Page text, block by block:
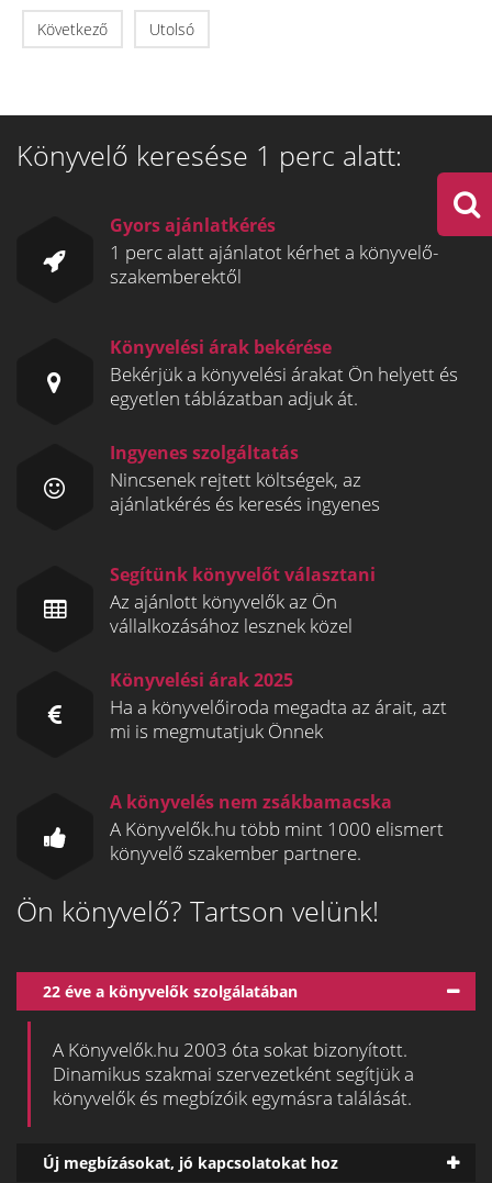
Következő Utolsó
Könyvelő keresése 1 perc alatt:
Gyors ajánlatkérés
1 perc alatt ajánlatot kérhet a könyvelő-
szakemberektől
Könyvelési árak bekérése
Bekérjük a könyvelési árakat Ön helyett és
egyetlen táblázatban adjuk át.
Ingyenes szolgáltatás
Nincsenek rejtett költségek, az
ajánlatkérés és keresés ingyenes
Segítünk könyvelőt választani
Az ajánlott könyvelők az Ön
vállalkozásához lesznek közel
Könyvelési árak 2025
Ha a könyvelőiroda megadta az árait, azt
mi is megmutatjuk Önnek
A könyvelés nem zsákbamacska
A Könyvelők.hu több mint 1000 elismert
könyvelő szakember partnere.
Ön könyvelő? Tartson velünk!
22 éve a könyvelők szolgálatában
A Könyvelők.hu 2003 óta sokat bizonyított.
Dinamikus szakmai szervezetként segítjük a
könyvelők és megbízóik egymásra találását.
Új megbízásokat, jó kapcsolatokat hoz